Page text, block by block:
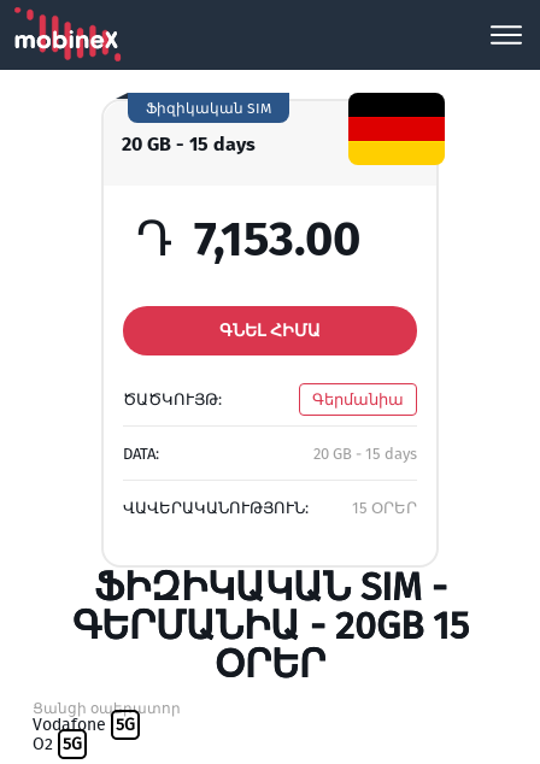
20 GB - 15 days
Ֆիզիկական SIM
Դ 7,153.00
ԳՆԵԼ ՀԻՄԱ
ԾԱԾԿՈՒՅԹ: Գերմանիա
DATA: 20 GB - 15 days
ՎԱՎԵՐԱԿԱՆՈՒԹՅՈՒՆ: 15 ՕՐԵՐ
ՖԻԶԻԿԱԿԱՆ SIM -
ԳԵՐՄԱՆԻԱ - 20GB 15
ՕՐԵՐ
Ցանցի օպերատոր
Vodafone 5G
O2 5G